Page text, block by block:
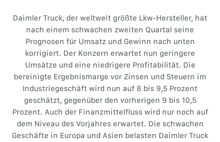
Daimler Truck, der weltweit größte Lkw-Hersteller, hat
nach einem schwachen zweiten Quartal seine
Prognosen für Umsatz und Gewinn nach unten
korrigiert. Der Konzern erwartet nun geringere
Umsätze und eine niedrigere Profitabilität. Die
bereinigte Ergebnismarge vor Zinsen und Steuern im
Industriegeschäft wird nun auf 8 bis 9,5 Prozent
geschätzt, gegenüber den vorherigen 9 bis 10,5
Prozent. Auch der Finanzmittelfluss wird nur noch auf
dem Niveau des Vorjahres erwartet. Die schwachen
Geschäfte in Europa und Asien belasten Daimler Truck